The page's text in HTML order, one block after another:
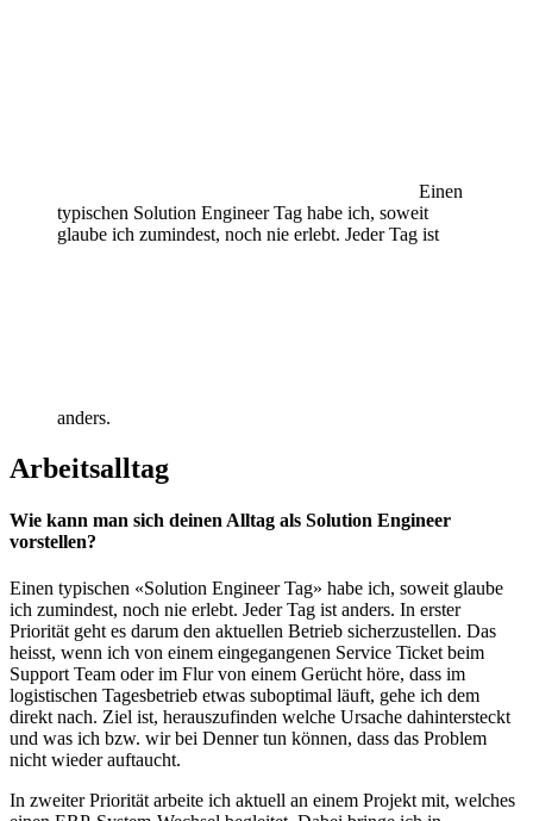
Einen
typischen Solution Engineer Tag habe ich, soweit
glaube ich zumindest, noch nie erlebt. Jeder Tag ist
anders.
Arbeitsalltag
Wie kann man sich deinen Alltag als Solution Engineer
vorstellen?
Einen typischen «Solution Engineer Tag» habe ich, soweit glaube
ich zumindest, noch nie erlebt. Jeder Tag ist anders. In erster
Priorität geht es darum den aktuellen Betrieb sicherzustellen. Das
heisst, wenn ich von einem eingegangenen Service Ticket beim
Support Team oder im Flur von einem Gerücht höre, dass im
logistischen Tagesbetrieb etwas suboptimal läuft, gehe ich dem
direkt nach. Ziel ist, herauszufinden welche Ursache dahintersteckt
und was ich bzw. wir bei Denner tun können, dass das Problem
nicht wieder auftaucht.
In zweiter Priorität arbeite ich aktuell an einem Projekt mit, welches